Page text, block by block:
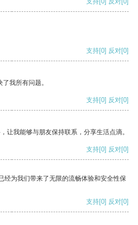
支持[0] 反对[0]
我所有问题。
支持[0] 反对[0]
让我能够与朋友保持联系，分享生活点滴。
支持[0] 反对[0]
经为我们带来了无限的流畅体验和安全性保
支持[0] 反对[0]